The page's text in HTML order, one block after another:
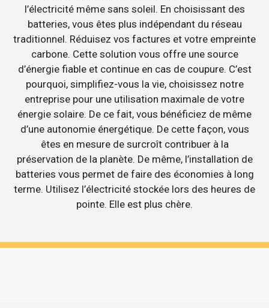
l’électricité même sans soleil. En choisissant des
batteries, vous êtes plus indépendant du réseau
traditionnel. Réduisez vos factures et votre empreinte
carbone. Cette solution vous offre une source
d’énergie fiable et continue en cas de coupure. C’est
pourquoi, simplifiez-vous la vie, choisissez notre
entreprise pour une utilisation maximale de votre
énergie solaire. De ce fait, vous bénéficiez de même
d’une autonomie énergétique. De cette façon, vous
êtes en mesure de surcroît contribuer à la
préservation de la planète. De même, l’installation de
batteries vous permet de faire des économies à long
terme. Utilisez l’électricité stockée lors des heures de
pointe. Elle est plus chère.